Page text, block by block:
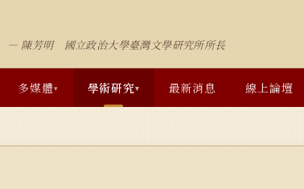
— 陳芳明 國立政治大學臺灣文學研究所所長
多媒體▾ 學術研究▾ 最新消息 線上論壇